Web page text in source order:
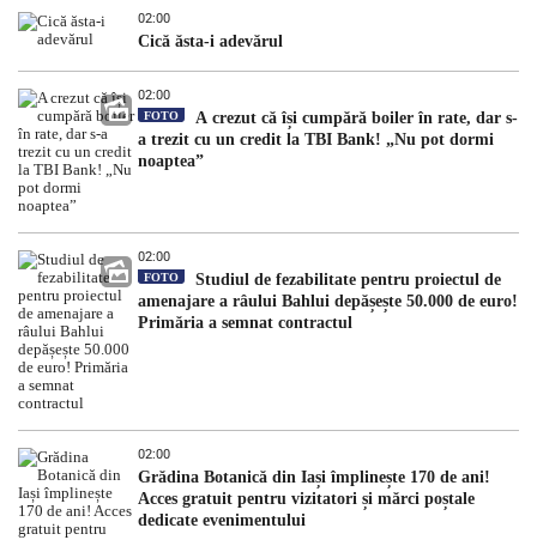
02:00
Cică ăsta-i adevărul
02:00
FOTO
A crezut că își cumpără boiler în rate, dar s-
a trezit cu un credit la TBI Bank! „Nu pot dormi
noaptea”
02:00
FOTO
Studiul de fezabilitate pentru proiectul de
amenajare a râului Bahlui depășește 50.000 de euro!
Primăria a semnat contractul
02:00
Grădina Botanică din Iași împlinește 170 de ani!
Acces gratuit pentru vizitatori și mărci poștale
dedicate evenimentului